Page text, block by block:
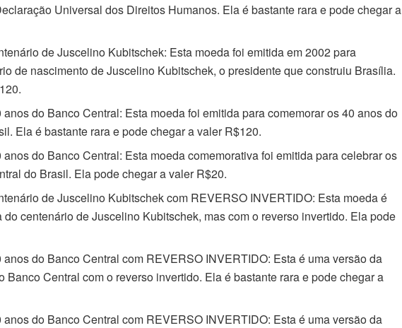
Universal dos Direitos Humanos. Ela é bastante rara e pode chegar a
de Juscelino Kubitschek: Esta moeda foi emitida em 2002 para
de nascimento de Juscelino Kubitschek, o presidente que construiu Brasília.
do Banco Central: Esta moeda foi emitida para comemorar os 40 anos do
Ela é bastante rara e pode chegar a valer R$120.
do Banco Central: Esta moeda comemorativa foi emitida para celebrar os
do Brasil. Ela pode chegar a valer R$20.
de Juscelino Kubitschek com REVERSO INVERTIDO: Esta moeda é
do centenário de Juscelino Kubitschek, mas com o reverso invertido. Ela pode
do Banco Central com REVERSO INVERTIDO: Esta é uma versão da
Banco Central com o reverso invertido. Ela é bastante rara e pode chegar a
do Banco Central com REVERSO INVERTIDO: Esta é uma versão da